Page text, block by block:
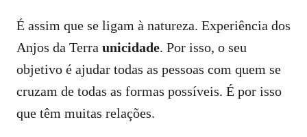
É assim que se ligam à natureza. Experiência dos
Anjos da Terra unicidade. Por isso, o seu
objetivo é ajudar todas as pessoas com quem se
cruzam de todas as formas possíveis. É por isso
que têm muitas relações.